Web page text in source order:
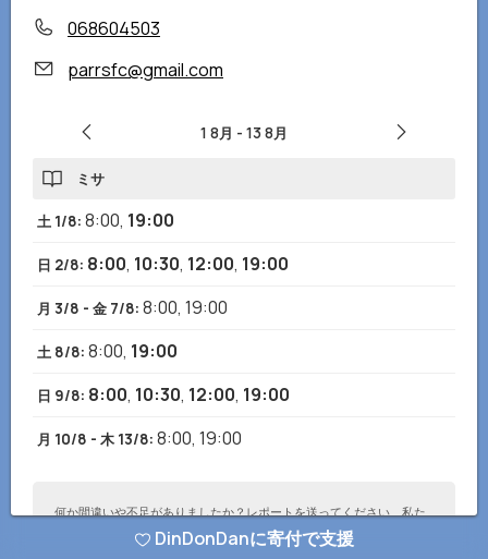
068604503
parrsfc@gmail.com
1 8月 - 13 8月
ミサ
土 1/8: 8:00, 19:00
日 2/8: 8:00, 10:30, 12:00, 19:00
月 3/8 - 金 7/8: 8:00, 19:00
土 8/8: 8:00, 19:00
日 9/8: 8:00, 10:30, 12:00, 19:00
月 10/8 - 木 13/8: 8:00, 19:00
何か間違いや不足がありましたか？レポートを送ってください、私た
ちはすぐに修正します！DinDonDanに寄付で支援